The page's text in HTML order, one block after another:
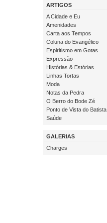
ARTIGOS
A Cidade e Eu
Amenidades
Carta aos Tempos
Coluna do Evangélico
Espiritismo em Gotas
Expressão
Histórias & Estórias
Linhas Tortas
Moda
Notas da Pedra
O Berro do Bode Zé
Ponto de Vista do Batista
Saúde
GALERIAS
Charges